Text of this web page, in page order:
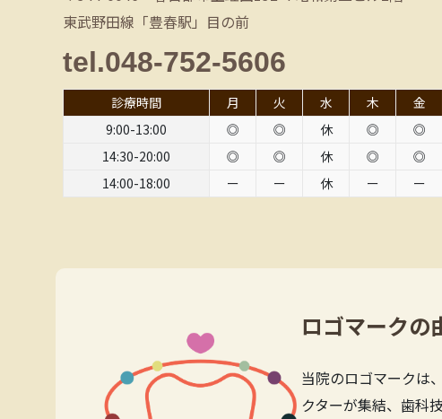
東武野田線「豊春駅」目の前
tel.048-752-5606
診療時間 月 火 水 木 金
9:00-13:00
◎ ◎ 休 ◎ ◎
14:30-20:00
◎ ◎ 休 ◎ ◎
14:00-18:00
ー ー 休 ー ー
ロゴマークの
当院のロゴマークは
クターが集結、歯科